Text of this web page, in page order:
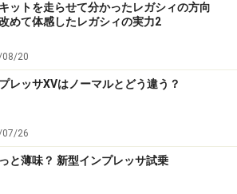
ットを走らせて分かったレガシィの方向
めて体感したレガシィの実力2
08/20
レッサXVはノーマルとどう違う？
07/26
と薄味？ 新型インプレッサ試乗